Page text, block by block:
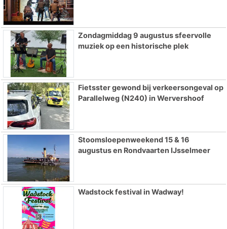
Zondagmiddag 9 augustus sfeervolle
muziek op een historische plek
Fietsster gewond bij verkeersongeval op
Parallelweg (N240) in Wervershoof
Stoomsloepenweekend 15 & 16
augustus en Rondvaarten IJsselmeer
Wadstock festival in Wadway!